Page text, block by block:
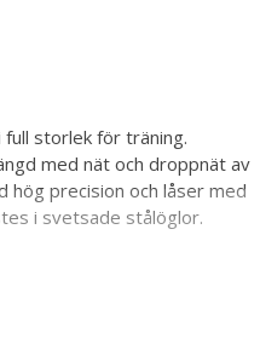
storlek för träning.
med nät och droppnät av
hög precision och låser med
i svetsade stålöglor.